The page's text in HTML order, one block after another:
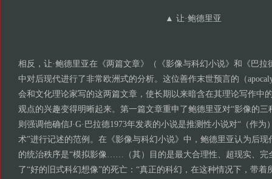
▲ 让·鲍德里亚
相反，让·鲍德里亚在《两篇文章》（《影像与科幻小说》和《巴拉
中对后现代进行了非常欧洲式的分析。这位善作末世预言的（
会和文化理论家写的这两篇文章，使长期以来暗含在其理论写作中
观点的兴趣变得明晰起来。第一篇文章重申了鲍德里亚对“影像的三
则强调他确信J·G·巴拉德1973年发表的小说是推测性小说对“（作为
术”进行记述的范例。在《影像与科幻小说》中，鲍德里亚认为后
的统治秩序是“模拟影像……（其）目的是最大合理性、超现实、完
了“好的旧式科幻想像”的死亡：“真正的科幻，在这种情况下，带着